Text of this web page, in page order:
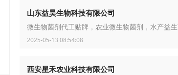
山东益昊生物科技有限公司
微生物菌剂代工贴牌，农业微生物菌剂，水产益
2025-05-13 08:54:08
西安星禾农业科技有限公司